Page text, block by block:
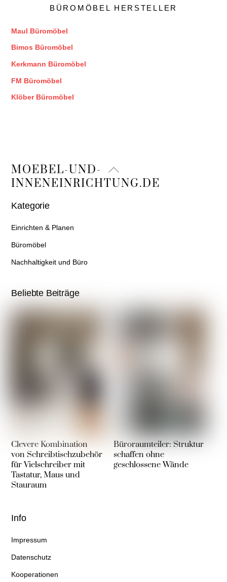
BÜROMÖBEL HERSTELLER
Maul Büromöbel
Bimos Büromöbel
Kerkmann Büromöbel
FM Büromöbel
Klöber Büromöbel
Back
To
MOEBEL-UND-
INNENEINRICHTUNG.DE
Kategorie
Einrichten & Planen
Büromöbel
Nachhaltigkeit und Büro
Beliebte Beiträge
Clevere Kombination
von Schreibtischzubehör
für Vielschreiber mit
Tastatur, Maus und
Stauraum
Büroraumteiler: Struktur
schaffen ohne
geschlossene Wände
Info
Impressum
Datenschutz
Kooperationen